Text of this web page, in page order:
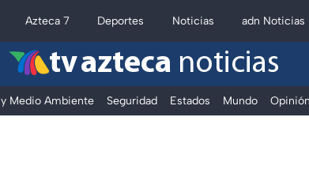
Azteca 7 Deportes Noticias adn Noticias
tv azteca noticias
Medio Ambiente Seguridad Estados Mundo Opinión